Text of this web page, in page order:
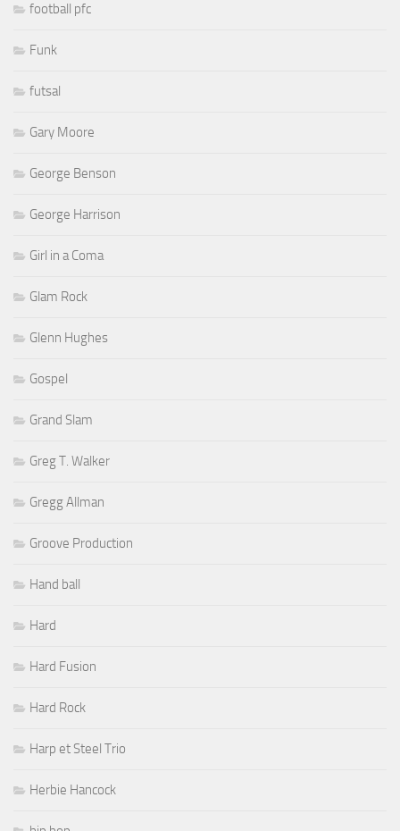
football pfc
Funk
futsal
Gary Moore
George Benson
George Harrison
Girl in a Coma
Glam Rock
Glenn Hughes
Gospel
Grand Slam
Greg T. Walker
Gregg Allman
Groove Production
Hand ball
Hard
Hard Fusion
Hard Rock
Harp et Steel Trio
Herbie Hancock